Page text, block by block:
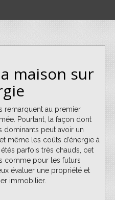
maison sur
remarquent au premier
Pourtant, la façon dont
dominants peut avoir un
même les coûts d’énergie à
parfois très chauds, cet
comme pour les futurs
évaluer une propriété et
immobilier.